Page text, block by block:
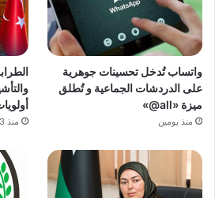
واتساب تُدخل تحسينات جوهرية
على الدردشات الجماعية و تُطلق
ميزة «all@»
منذ يومين منذ 3 أيام